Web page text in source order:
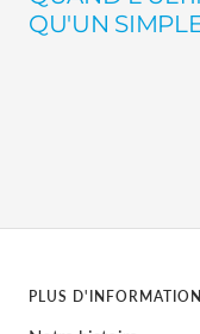
QU'UN
PLUS D'INFORMATION